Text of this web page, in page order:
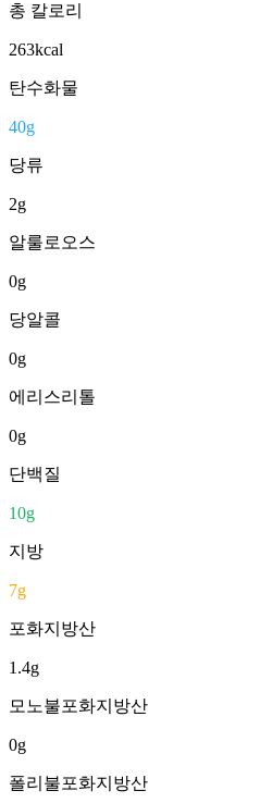
총 칼로리
263kcal
탄수화물
40g
당류
2g
알룰로오스
0g
당알콜
0g
에리스리톨
0g
단백질
10g
지방
7g
포화지방산
1.4g
모노불포화지방산
0g
폴리불포화지방산